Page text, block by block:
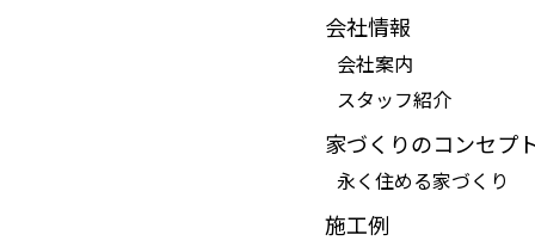
会社情報
会社案内
スタッフ紹介
家づくりのコンセプ
永く住める家づくり
施工例